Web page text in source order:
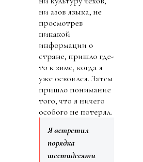
ни азов языка, не
просмотрев
никакой
информации о
стране, пришло где-
то к зиме, когда я
уже освоился. Затем
пришло понимание
того, что я ничего
особого не потерял.
Я встретил
порядка
шестидесяти